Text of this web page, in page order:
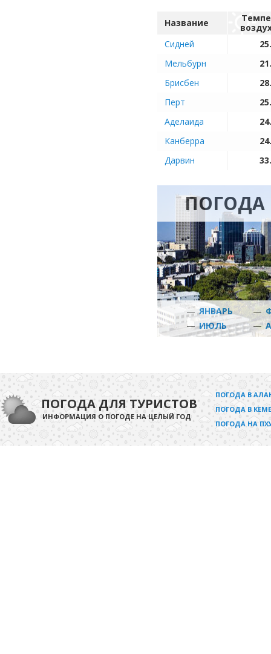
Название
Сидней
Мельбурн
Брисбен
Перт
Аделаида
Канберра
Дарвин
ПОГОДА
—ЯНВАРЬ —
—ИЮЛЬ —
ПОГОДА ДЛЯ ТУРИСТОВ
ИНФОРМАЦИЯ О ПОГОДЕ НА ЦЕЛЫЙ ГОД
ПОГОДА В
ПОГОДА В
ПОГОДА НА